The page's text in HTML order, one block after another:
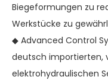
Biegeformungen zu
Werkstücke zu
◆ Advanced Control
deutsch importierten,
elektrohydraulischen